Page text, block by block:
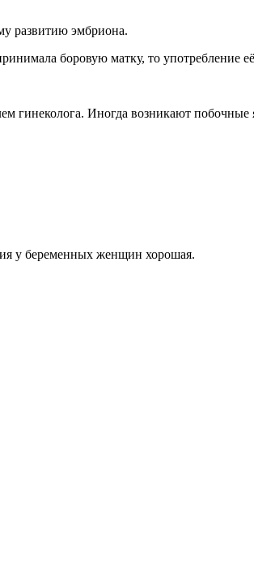
развитию эмбриона.
боровую матку, то употребление
гинеколога. Иногда возникают побочные
у беременных женщин хорошая.